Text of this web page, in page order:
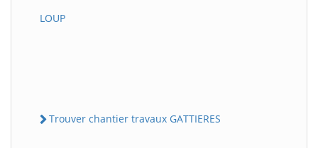
LOUP
Trouver chantier travaux GATTIERES